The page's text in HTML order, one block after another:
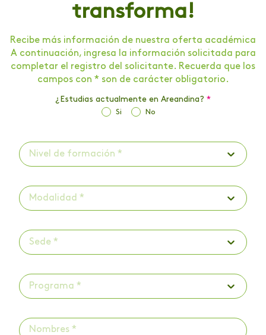
transforma!
Recibe más información de nuestra oferta académica
A continuación, ingresa la información solicitada para
completar el registro del solicitante. Recuerda que los
campos con * son de carácter obligatorio.
¿Estudias actualmente en Areandina? *
Si No
Nivel de formación *
Modalidad *
Sede *
Programa *